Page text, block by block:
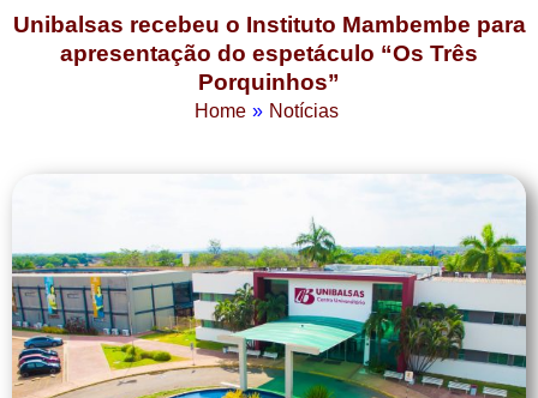
Unibalsas recebeu o Instituto Mambembe para
apresentação do espetáculo “Os Três
Porquinhos”
Home » Notícias